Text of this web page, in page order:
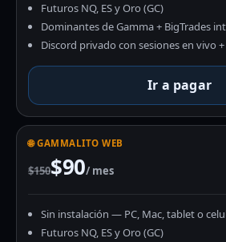
Futuros NQ, ES y Oro (GC)
Dominantes de Gamma + BigTrades
Discord privado con sesiones en vivo
Ir a pagar
🌐 GAMMALITO WEB
$150$90/ mes
Sin instalación — PC, Mac, tablet o
Futuros NQ, ES y Oro (GC)